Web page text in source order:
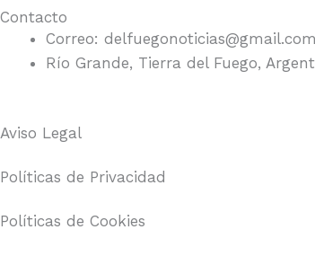
Contacto
Correo: delfuegonoticias@gmail.com
Río Grande, Tierra del Fuego,
Aviso Legal
Políticas de Privacidad
Políticas de Cookies